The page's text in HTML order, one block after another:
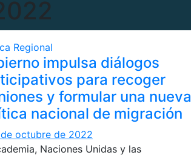
Regional
impulsa diálogos
para recoger
y formular una nueva
nacional de migración
octubre de 2022
Naciones Unidas y las